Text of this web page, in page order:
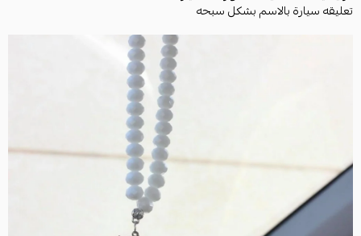
تعليقه سيارة بالاسم بشكل سبحه